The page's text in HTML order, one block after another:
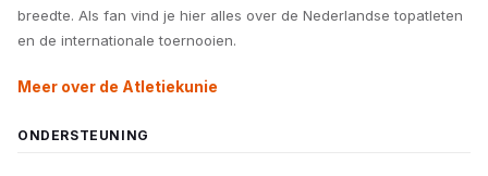
breedte. Als fan vind je hier alles over de Nederlandse topatleten
en de internationale toernooien.
Meer over de Atletiekunie
ONDERSTEUNING